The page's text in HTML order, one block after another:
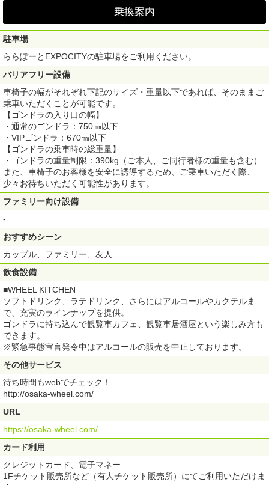
乗換案内
駐車場
ららぽーとEXPOCITYの駐車場をご利用ください。
バリアフリー設備
車椅子の幅がそれぞれ下記のサイズ・重量以下であれば、そのままご
乗車いただくことが可能です。
【ゴンドラの入り口の幅】
・通常のゴンドラ：750㎜以下
・VIPゴンドラ：670㎜以下
【ゴンドラの乗車時の総重量】
・ゴンドラの重量制限：390kg（ご本人、ご同行者様の重量も含む）
また、車椅子のお客様を安全に誘導するため、ご乗車いただく際、
少々お待ちいただく可能性があります。
ファミリー向け設備
-
おすすめシーン
カップル、ファミリー、友人
飲食設備
■WHEEL KITCHEN
ソフトドリンク、ラテドリンク、さらにはアルコールやカクテルま
で、充実のラインナップを提供。
ゴンドラに持ち込んで観覧車カフェ、観覧車居酒屋という楽しみ方も
できます。
※緊急事態宣言発令中はアルコールの販売を中止しております。
その他サービス
待ち時間もwebでチェック！
http://osaka-wheel.com/
URL
https://osaka-wheel.com/
カード利用
クレジットカード、電子マネー
1Fチケット販売所など（有人チケット販売所）にてご利用いただけま